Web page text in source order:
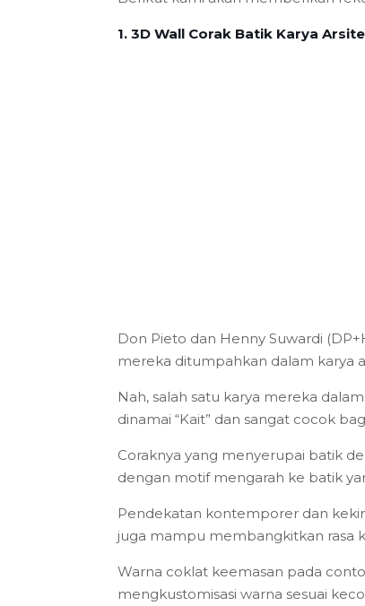
1. 3D Wall Corak Batik Karya
Don Pieto dan Henny Suwardi
mereka ditumpahkan dalam karya
Nah, salah satu karya mereka
dinamai “Kait” dan sangat cocok
Coraknya yang menyerupai batik
dengan motif mengarah ke batik
Pendekatan kontemporer dan
juga mampu membangkitkan rasa
Warna coklat keemasan pada
mengkustomisasi warna sesuai